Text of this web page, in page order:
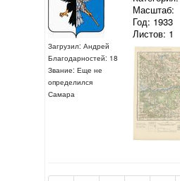
Загрузил: Андрей
Благодарностей: 18
Звание: Еще не
определился
Самара
Масштаб:
Год: 1933
Листов: 1